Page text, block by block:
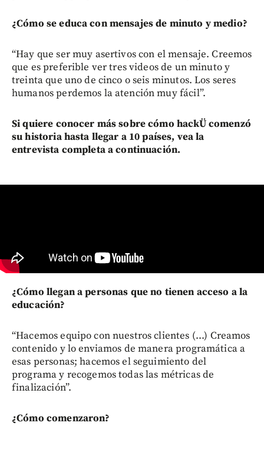
¿Cómo se educa con mensajes de minuto y medio?
“Hay que ser muy asertivos con el mensaje. Creemos
que es preferible ver tres videos de un minuto y
treinta que uno de cinco o seis minutos. Los seres
humanos perdemos la atención muy fácil”.
Si quiere conocer más sobre cómo hackÜ comenzó
su historia hasta llegar a 10 países, vea la
entrevista completa a continuación.
¿Cómo llegan a personas que no tienen acceso a la
educación?
“Hacemos equipo con nuestros clientes (...) Creamos
contenido y lo enviamos de manera programática a
esas personas; hacemos el seguimiento del
programa y recogemos todas las métricas de
finalización”.
¿Cómo comenzaron?